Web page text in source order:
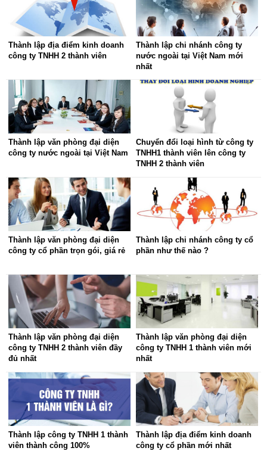
Thành lập địa điểm kinh doanh
công ty TNHH 2 thành viên
Thành lập chi nhánh công ty
nước ngoài tại Việt Nam mới
nhất
Thành lập văn phòng đại diện
công ty nước ngoài tại Việt Nam
Chuyển đổi loại hình từ công ty
TNHH1 thành viên lên công ty
TNHH 2 thành viên
Thành lập văn phòng đại diện
công ty cổ phần trọn gói, giá rẻ
Thành lập chi nhánh công ty cổ
phần như thế nào ?
Thành lập văn phòng đại diện
công ty TNHH 2 thành viên đầy
đủ nhất
Thành lập văn phòng đại diện
công ty TNHH 1 thành viên mới
nhất
Thành lập công ty TNHH 1 thành
viên thành công 100%
Thành lập địa điểm kinh doanh
công ty cổ phần mới nhất